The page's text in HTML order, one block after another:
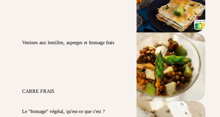
Verrines aux lentilles, asperges et fromage frais
CARRE FRAIS
Le "fromage" végétal, qu'est-ce que c'est ?